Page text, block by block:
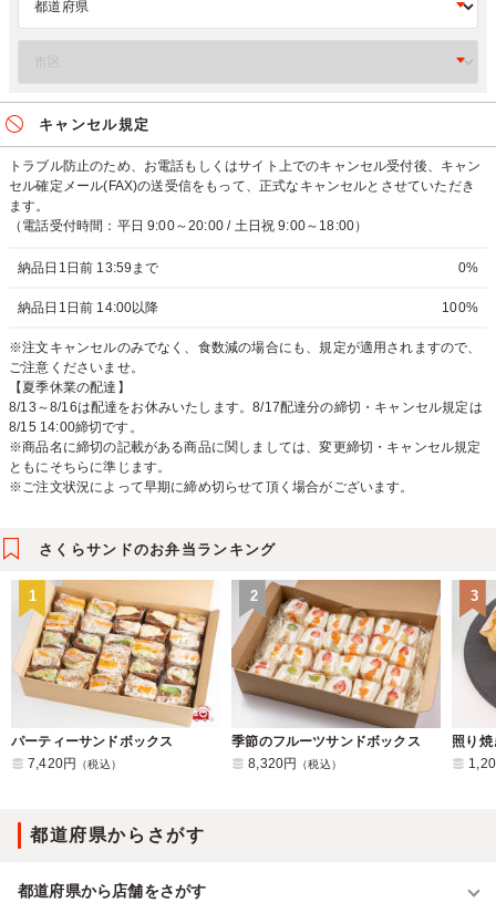
キャンセル規定
トラブル防止のため、お電話もしくはサイト上でのキャンセル受付後、キャン
セル確定メール(FAX)の送受信をもって、正式なキャンセルとさせていただき
ます。
（電話受付時間：平日 9:00～20:00 / 土日祝 9:00～18:00）
納品日1日前 13:59まで 0%
納品日1日前 14:00以降 100%
※注文キャンセルのみでなく、食数減の場合にも、規定が適用されますので、
ご注意くださいませ。
【夏季休業の配達】
8/13～8/16は配達をお休みいたします。8/17配達分の締切・キャンセル規定は
8/15 14:00締切です。
※商品名に締切の記載がある商品に関しましては、変更締切・キャンセル規定
ともにそちらに準じます。
※ご注文状況によって早期に締め切らせて頂く場合がございます。
さくらサンドのお弁当ランキング
1
パーティーサンドボックス
7,420円
（税込）
2
季節のフルーツサンドボックス
8,320円
（税込）
3
都道府県からさがす
都道府県から店舗をさがす